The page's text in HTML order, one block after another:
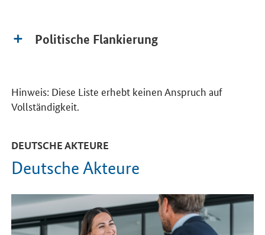
Politische Flankierung
Hinweis: Diese Liste erhebt keinen Anspruch auf
Vollständigkeit.
DEUTSCHE AKTEURE
Deutsche Akteure